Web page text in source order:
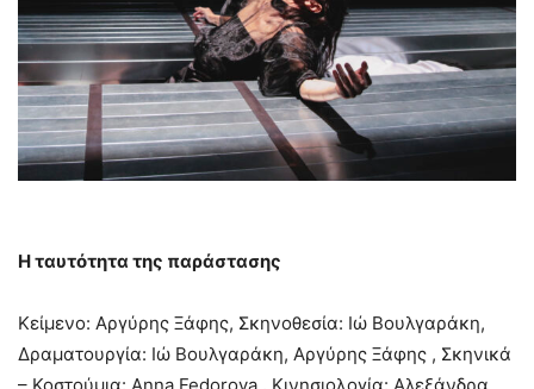
Η ταυτότητα της παράστασης
Κείμενο: Αργύρης Ξάφης, Σκηνοθεσία: Ιώ Βουλγαράκη,
Δραματουργία: Ιώ Βουλγαράκη, Αργύρης Ξάφης , Σκηνικά